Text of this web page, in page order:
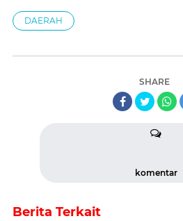
DAERAH
SHARE
komentar
Berita Terkait